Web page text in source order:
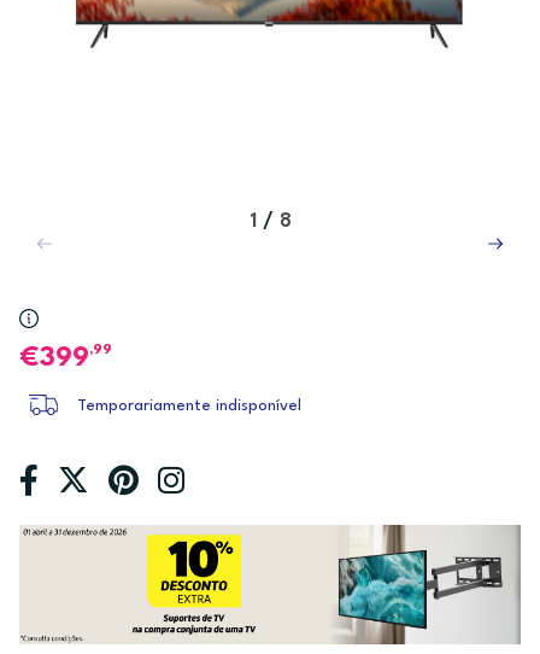
1 / 8
399,99
Temporariamente indisponível